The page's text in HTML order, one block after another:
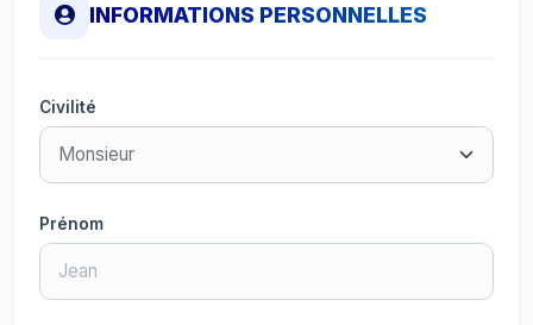
INFORMATIONS PERSONNELLES
Civilité
Prénom